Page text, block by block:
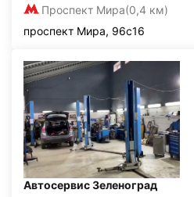
Проспект Мира(0,4 км)
проспект Мира, 96с16
Автосервис Зеленоград